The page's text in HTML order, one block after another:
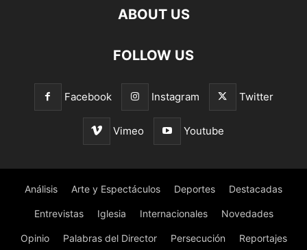
ABOUT US
FOLLOW US
Facebook Instagram Twitter
Vimeo Youtube
Análisis Arte y Espectáculos Deportes Destacadas
Entrevistas Iglesia Internacionales Novedades
Opinio Palabras del Director Persecución Reportajes